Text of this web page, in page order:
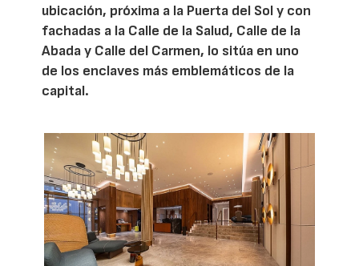
ubicación, próxima a la Puerta del Sol y con
fachadas a la Calle de la Salud, Calle de la
Abada y Calle del Carmen, lo sitúa en uno
de los enclaves más emblemáticos de la
capital.